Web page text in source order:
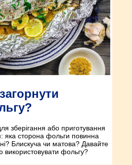
зберігання або приготування
яка сторона фольги повинна
Блискуча чи матова? Давайте
використовувати фольгу?